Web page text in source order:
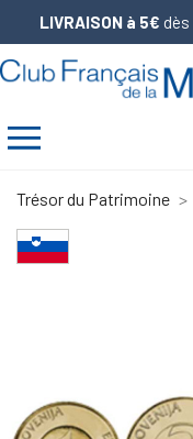
LIVRAISON à 5€ dès
Trésor du Patrimoine